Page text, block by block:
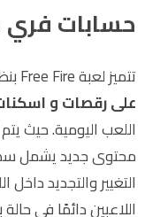
حسابات فري
تتميز لعبةFree Fire
على رقصات و
اللعب اليومية. حيث
محتوى جديد يشمل
التغيير والتجديد
اللاعبين دائمًا في